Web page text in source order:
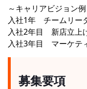
～キャリアビジョン例
入社1年 チームリー
入社2年目 新店立上
入社3年目 マーケテ
募集要項